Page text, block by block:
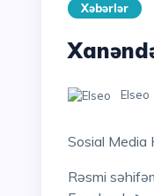
Xəbərlər
Elseo
Sosial Media
Rəsmi